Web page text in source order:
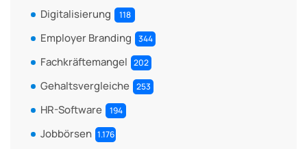
Digitalisierung 118
Employer Branding 344
Fachkräftemangel 202
Gehaltsvergleiche 253
HR-Software 194
Jobbörsen 1.176